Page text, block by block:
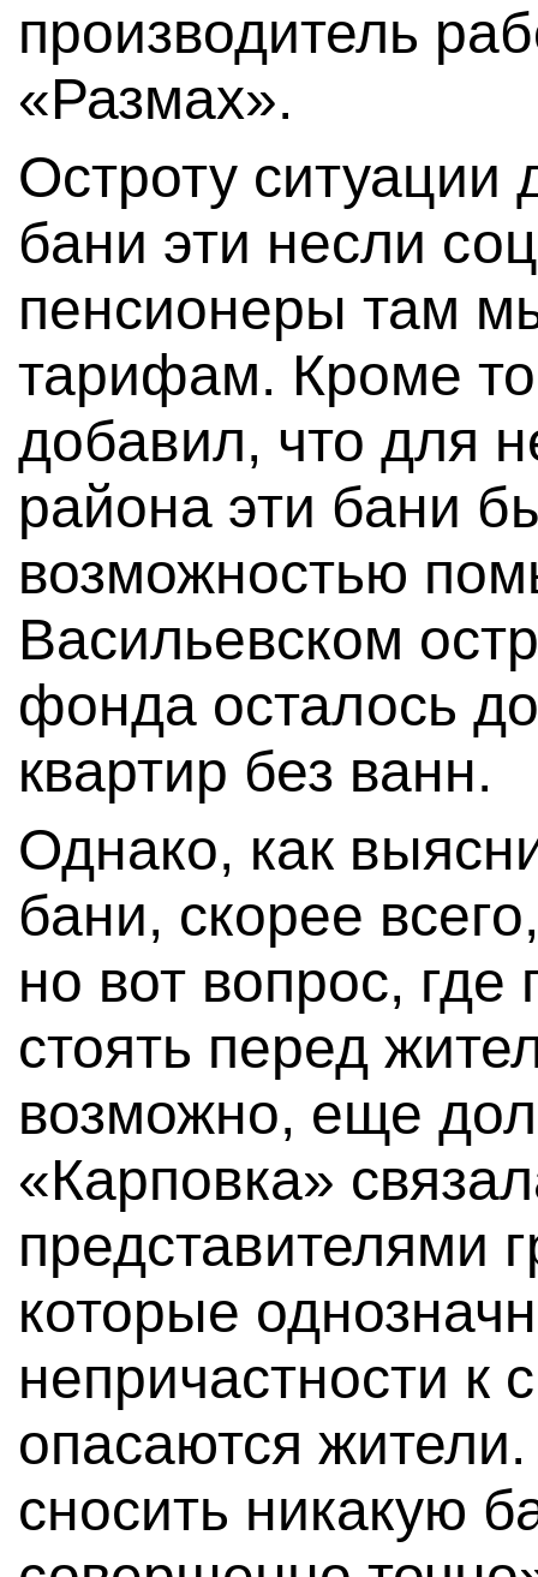
производитель
«Размах».
Остроту ситуации
бани эти несли
пенсионеры там
тарифам. Кроме
добавил, что для
района эти бани
возможностью
Васильевском
фонда осталось
квартир без ванн.
Однако, как
бани, скорее
но вот вопрос,
стоять перед
возможно, еще
«Карповка»
представителями
которые
непричастности к
опасаются
сносить никакую